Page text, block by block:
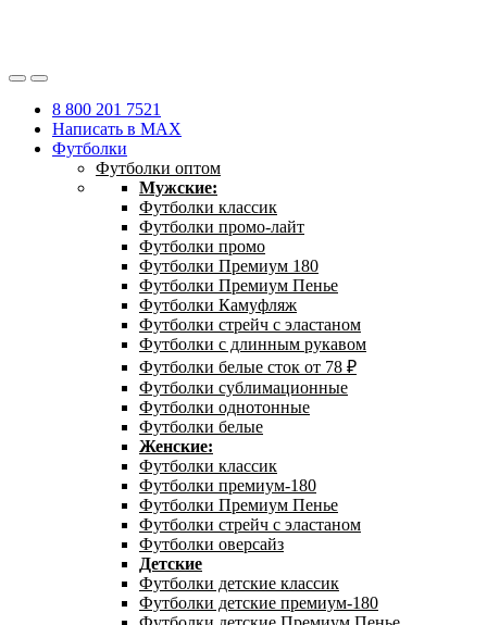
8 800 201 7521
Написать в MAX
Футболки
Футболки оптом
Мужские:
Футболки классик
Футболки промо-лайт
Футболки промо
Футболки Премиум 180
Футболки Премиум Пенье
Футболки Камуфляж
Футболки стрейч с эластаном
Футболки с длинным рукавом
Футболки белые сток от 78 ₽
Футболки сублимационные
Футболки однотонные
Футболки белые
Женские:
Футболки классик
Футболки премиум-180
Футболки Премиум Пенье
Футболки стрейч с эластаном
Футболки оверсайз
Детские
Футболки детские классик
Футболки детские премиум-180